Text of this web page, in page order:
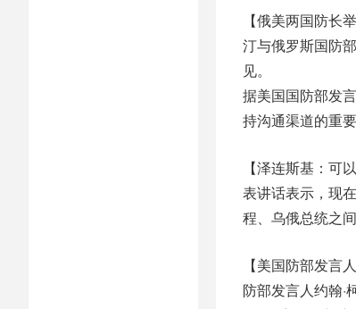
【俄美两国防长
汀与俄罗斯国防
见。
据美国国防部发
持沟通渠道的重要
【泽连斯基：可
表讲话表示，现
程、乌俄总统之
【美国防部发言
防部发言人约翰